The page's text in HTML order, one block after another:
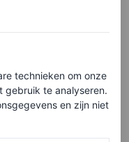
heeft nu een
à la Andy
Devil Wears
technieken om onze
gebruik te analyseren.
en zijn niet